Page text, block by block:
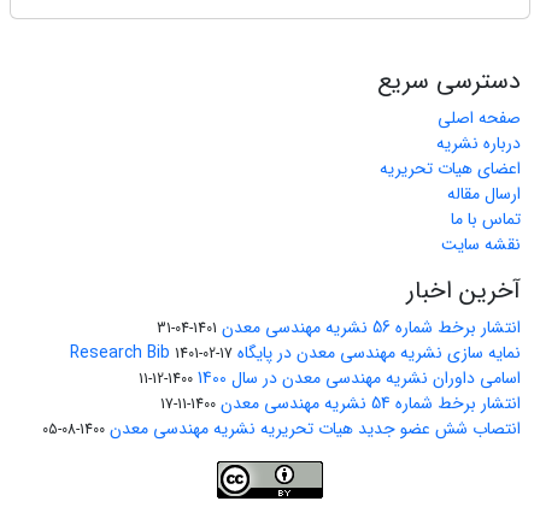
دسترسی سریع
صفحه اصلی
درباره نشریه
اعضای هیات تحریریه
ارسال مقاله
تماس با ما
نقشه سایت
آخرین اخبار
انتشار برخط شماره 56 نشریه مهندسی معدن 1401-04-31
نمایه سازی نشریه مهندسی معدن در پایگاه Research Bib 1401-02-17
اسامی داوران نشریه مهندسی معدن در سال 1400 1400-12-11
انتشار برخط شماره 54 نشریه مهندسی معدن 1400-11-17
انتصاب شش عضو جدید هیات تحریریه نشریه مهندسی معدن 1400-08-05